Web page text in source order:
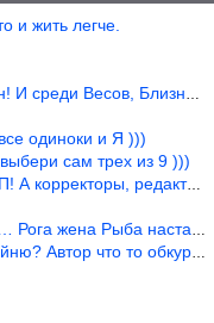
и жить легче.
Весов, Близнецов встреч
одиноки и Я )))
сам трех из 9 )))
редакторы пропус
жена Рыба наставила ))
Автор что то обкурился?